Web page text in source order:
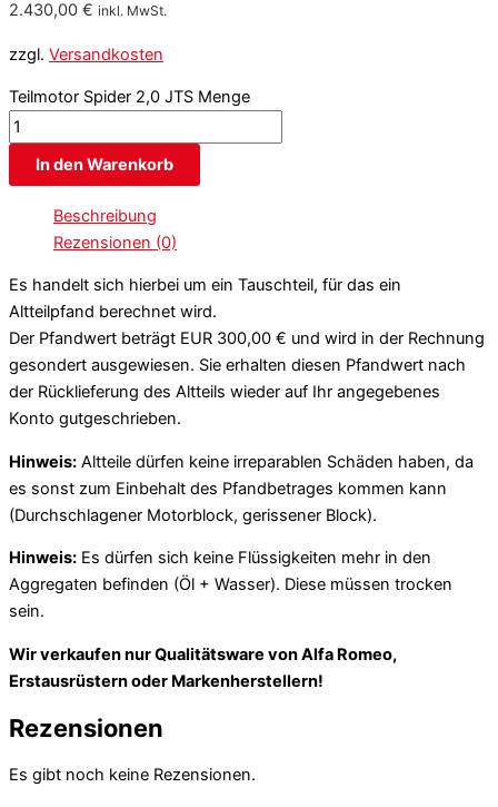
2.430,00 € inkl. MwSt.
zzgl. Versandkosten
Teilmotor Spider 2,0 JTS Menge
In den Warenkorb
Beschreibung
Rezensionen (0)
Es handelt sich hierbei um ein Tauschteil, für das ein
Altteilpfand berechnet wird.
Der Pfandwert beträgt EUR 300,00 € und wird in der Rechnung
gesondert ausgewiesen. Sie erhalten diesen Pfandwert nach
der Rücklieferung des Altteils wieder auf Ihr angegebenes
Konto gutgeschrieben.
Hinweis: Altteile dürfen keine irreparablen Schäden haben, da
es sonst zum Einbehalt des Pfandbetrages kommen kann
(Durchschlagener Motorblock, gerissener Block).
Hinweis: Es dürfen sich keine Flüssigkeiten mehr in den
Aggregaten befinden (Öl + Wasser). Diese müssen trocken
sein.
Wir verkaufen nur Qualitätsware von Alfa Romeo,
Erstausrüstern oder Markenherstellern!
Rezensionen
Es gibt noch keine Rezensionen.